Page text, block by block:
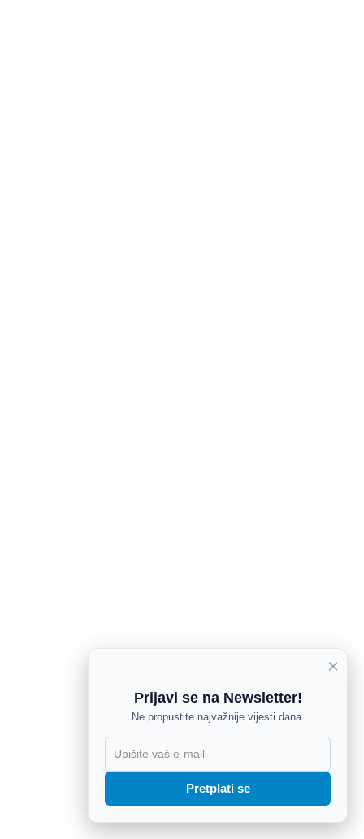
×
Prijavi se na Newsletter!
Ne propustite najvažnije vijesti dana.
Pretplati se